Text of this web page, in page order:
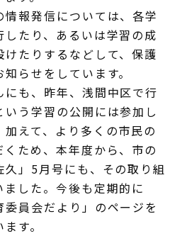
報発信については、各学
たり、あるいは学習の成
たりするなどして、保護
らせをしています。
も、昨年、浅間中区で行
う学習の公開には参加し
えて、より多くの市民の
ため、本年度から、市の
」5月号にも、その取り組
した。今後も定期的に
委員会だより」のページを
す。